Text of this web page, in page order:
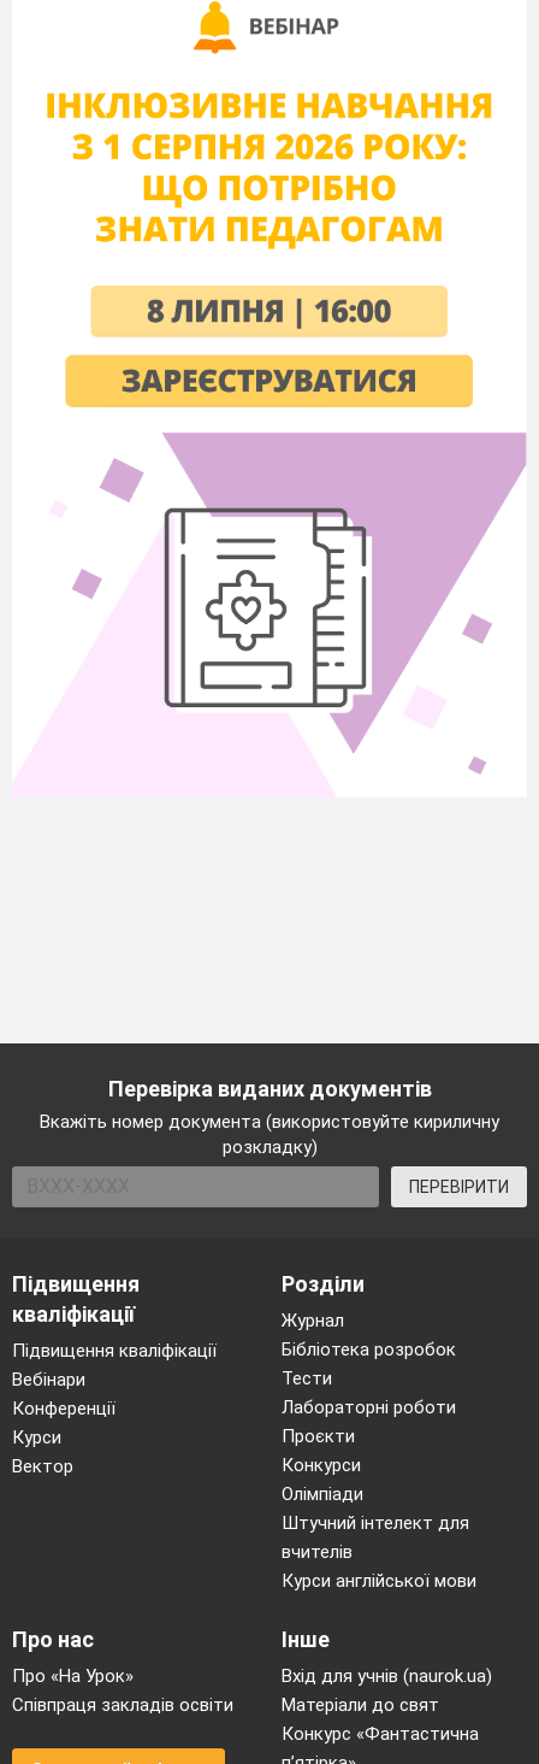
Перевірка виданих документів
Вкажіть номер документа (використовуйте кириличну
розкладку)
ПЕРЕВІРИТИ
Підвищення
кваліфікації
Підвищення кваліфікації
Вебінари
Конференції
Курси
Вектор
Розділи
Журнал
Бібліотека розробок
Тести
Лабораторні роботи
Проєкти
Конкурси
Олімпіади
Штучний інтелект для
вчителів
Курси англійської мови
Про нас
Про «На Урок»
Співпраця закладів освіти
Інше
Вхід для учнів (naurok.ua)
Матеріали до свят
Конкурс «Фантастична